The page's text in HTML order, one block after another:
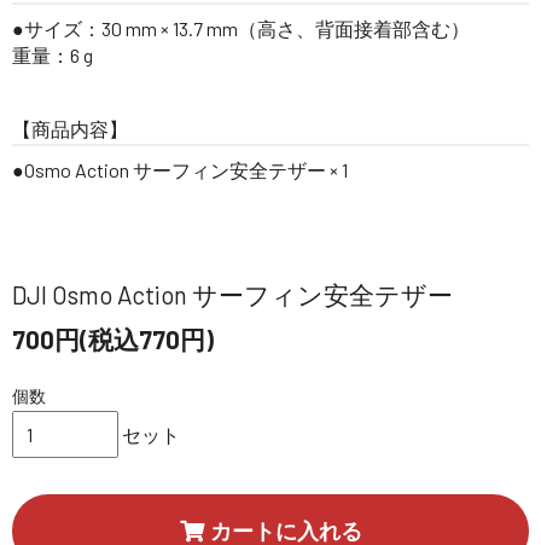
●サイズ：30 mm × 13.7 mm（高さ、背面接着部含む）
重量：6 g
【商品内容】
●Osmo Action サーフィン安全テザー × 1
DJI Osmo Action サーフィン安全テザー
700円(税込770円)
個数
セット
カートに入れる